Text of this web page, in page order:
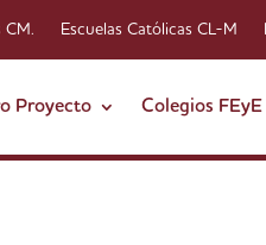
CM. Escuelas Católicas CL-M
Proyecto Colegios FEyE